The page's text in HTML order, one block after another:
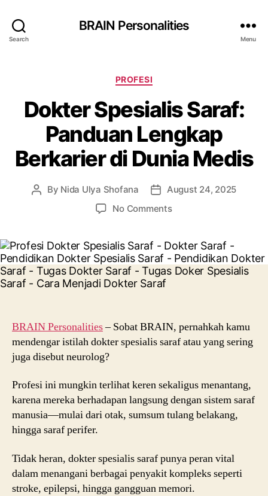
Search
BRAIN Personalities
Menu
Categories
PROFESI
Dokter Spesialis Saraf:
Panduan Lengkap
Berkarier di Dunia Medis
Post
By Nida Ulya Shofana
PostAugust 24, 2025
No Commentson
Saraf:
Panduan
Lengkap
Medis
BRAIN Personalities– Sobat BRAIN, pernahkah kamu
mendengar istilah dokter spesialis saraf atau yang sering
juga disebut neurolog?
Profesi ini mungkin terlihat keren sekaligus menantang,
karena mereka berhadapan langsung dengan sistem saraf
manusia—mulai dari otak, sumsum tulang belakang,
hingga saraf perifer.
Tidak heran, dokter spesialis saraf punya peran vital
dalam menangani berbagai penyakit kompleks seperti
stroke, epilepsi, hingga gangguan memori.